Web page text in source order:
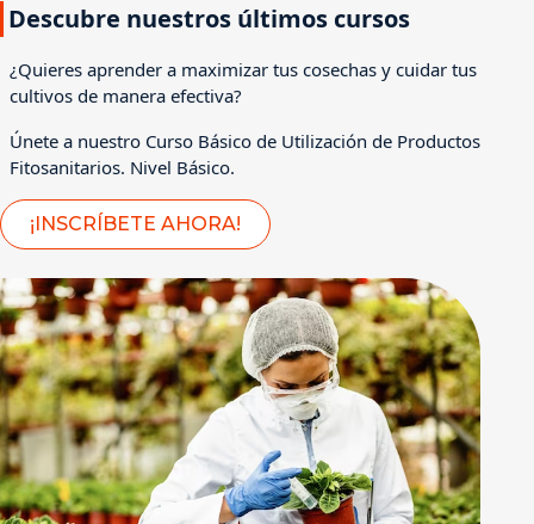
Descubre nuestros últimos cursos
¿Quieres aprender a maximizar tus cosechas y cuidar tus
cultivos de manera efectiva?
Únete a nuestro Curso Básico de Utilización de Productos
Fitosanitarios. Nivel Básico.
¡INSCRÍBETE AHORA!